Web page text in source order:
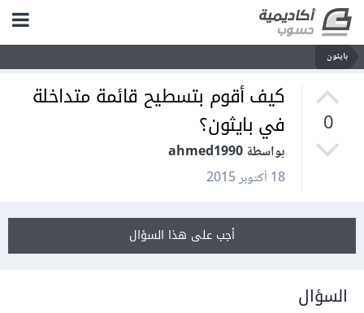
بايثون
0
كيف أقوم بتسطيح قائمة متداخلة
في بايثون؟
بواسطة ahmed1990
18 أكتوبر 2015
أجب على هذا السؤال
السؤال